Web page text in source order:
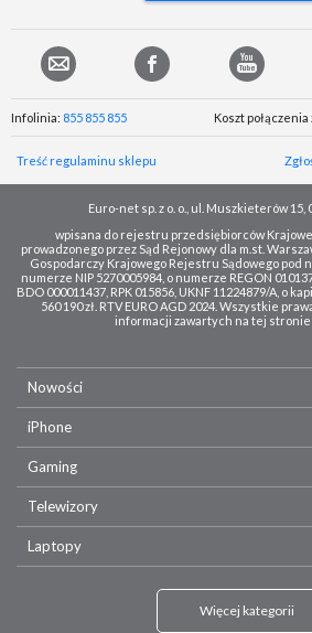
Infolinia: 855 855 855 Koszt
Treść regulaminu sklepu
Euro-net sp. z o. o., ul. Muszkieterów 15,
wpisana do rejestru przedsiębiorców
prowadzonego przez Sąd Rejonowy dla m.st.
Gospodarczy Krajowego Rejestru Sądowego pod
numerze NIP 5270005984, o numerze REGON
BDO 000011437, RPK 015856, UKNF 11224879/A, o
560 190 zł. RTV EURO AGD 2024. Wszystkie
informacji zawartych na tej stronie
Nowości
iPhone
Gaming
Telewizory
Laptopy
Więcej kategorii